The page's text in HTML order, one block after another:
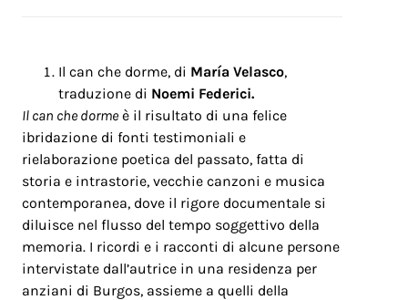
Il can che dorme, di María Velasco,
traduzione di Noemi Federici.
Il can che dorme è il risultato di una felice
ibridazione di fonti testimoniali e
rielaborazione poetica del passato, fatta di
storia e intrastorie, vecchie canzoni e musica
contemporanea, dove il rigore documentale si
diluisce nel flusso del tempo soggettivo della
memoria. I ricordi e i racconti di alcune persone
intervistate dall’autrice in una residenza per
anziani di Burgos, assieme a quelli della